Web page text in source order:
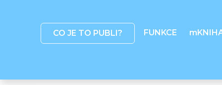
CO JE TO PUBLI? FUNKCE